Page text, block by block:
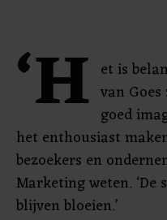
‘H et is
van
goed
het enthousiast
bezoekers en
Marketing weten.
blijven bloeien.’